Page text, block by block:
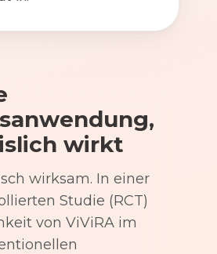
wirkt
wirksam. In einer
Studie (RCT)
von ViViRA im